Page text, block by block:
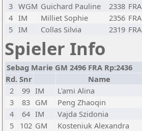
3 WGM Guichard Pauline 2338 FRA
4 IM Milliet Sophie 2356 FRA
5 IM Collas Silvia 2319 FRA
Spieler Info
Sebag Marie GM 2496 FRA Rp:2436
Rd. Snr Name
2
99 IM L'ami Alina
3
83 GM Peng Zhaoqin
4
64 IM Vajda Szidonia
5
102 GM Kosteniuk Alexandra